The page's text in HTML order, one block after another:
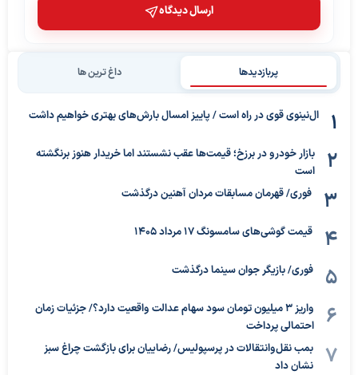
ارسال دیدگاه
پربازدیدها داغ ترین ها
ال‌نینوی قوی در راه است / پاییز امسال بارش‌های بهتری خواهیم داشت
بازار خودرو در برزخ؛ قیمت‌ها عقب نشستند اما خریدار هنوز برنگشته
است
فوری/ قهرمان مسابقات مردان آهنین درگذشت
قیمت گوشی‌های سامسونگ 17 مرداد 1405
فوری/ بازیگر جوان سینما درگذشت
واریز ۳ میلیون تومان سود سهام عدالت واقعیت دارد؟/ جزئیات زمان
احتمالی پرداخت
بمب نقل‌وانتقالات در پرسپولیس/ رضاییان برای بازگشت چراغ سبز
نشان داد